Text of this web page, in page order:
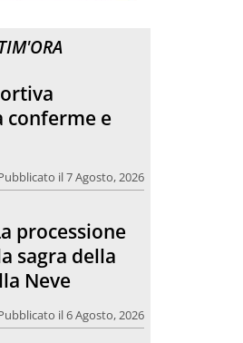
processione
sagra della
Neve
il 6 Agosto, 2026
Hiroshima e
dopo: dal
solo un
per la pace e